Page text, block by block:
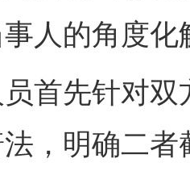
人的角度化
先针对双方
，明确二